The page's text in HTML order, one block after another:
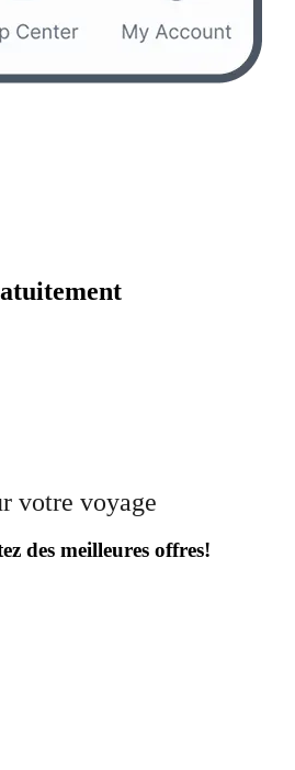
votre voyage
des meilleures offres!